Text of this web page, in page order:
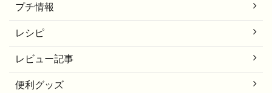
プチ情報
レシピ
レビュー記事
便利グッズ